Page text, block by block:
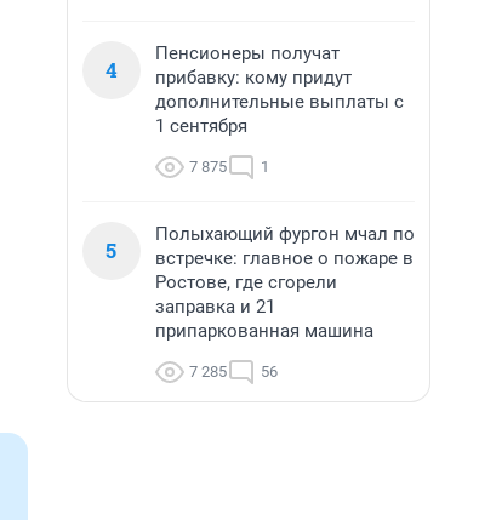
4
Пенсионеры получат
прибавку: кому придут
дополнительные выплаты с
1 сентября
7 875 1
5
Полыхающий фургон мчал по
встречке: главное о пожаре в
Ростове, где сгорели
заправка и 21
припаркованная машина
7 285 56